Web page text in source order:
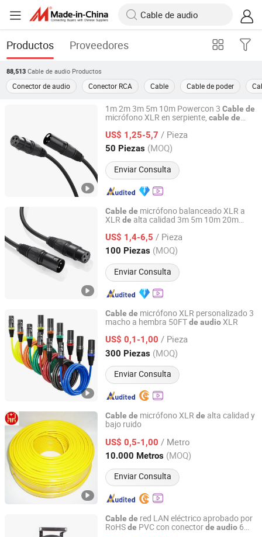
Productos Proveedores
88,513 Cable de audio Productos
Conector de audio Conector RCA Cable Cable de poder
1m 2m 3m 5m 10m Powercon 3 Cable de
micrófono XLR en serpiente, cable de
US$ 1,25-5,7 / Pieza
50 Piezas (MOQ)
Enviar Consulta
Lanka Industrial Automation (Shanghai) Co., Ltd.
Shanghai, China Desde 2019
Cable de micrófono balanceado XLR a
XLR de alta calidad 3m 5m 10m 20m
US$ 1,4-6,5 / Pieza
100 Piezas (MOQ)
Enviar Consulta
Lanka Industrial Automation (Shanghai) Co., Ltd.
Shanghai, China Desde 2019
Cable de micrófono XLR personalizado 3
macho a hembra 50FTde audioXLR
US$ 0,1-1,00 / Pieza
300 Piezas (MOQ)
Enviar Consulta
Linke Cable Technology (DongGuan) CO.,LTD
Guangdong, China Desde 2018
Cable de micrófono XLR de alta calidad y
bajo ruido
US$ 0,5-1,00 / Metro
10.000 Metros (MOQ)
Enviar Consulta
JIAXING DINGXIN ELECTRON CO., LTD
Zhejiang, China Desde 2023
Cable de red LAN eléctrico aprobado por
RoHSde PVC con conectorde audio 6
ROSAFEELING INDUSTRIES INC LIMITED